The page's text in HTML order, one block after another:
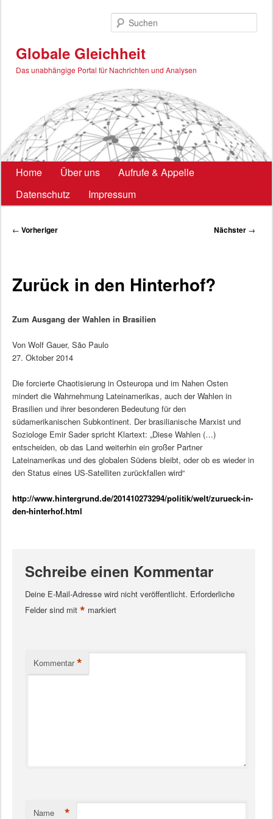
Globale Gleichheit
Das unabhängige Portal für Nachrichten und Analysen
Hauptmenü
Home Über uns
Aufrufe & Appelle
Datenschutz
Impressum
Beitragsnavigation
← Vorheriger Nächster →
Zurück in den Hinterhof?
Zum Ausgang der Wahlen in Brasilien
Von Wolf Gauer, São Paulo
27. Oktober 2014
Die forcierte Chaotisierung in Osteuropa und im Nahen Osten
mindert die Wahrnehmung Lateinamerikas, auch der Wahlen in
Brasilien und ihrer besonderen Bedeutung für den
südamerikanischen Subkontinent. Der brasilianische Marxist und
Soziologe Emir Sader spricht Klartext: „Diese Wahlen (…)
entscheiden, ob das Land weiterhin ein großer Partner
Lateinamerikas und des globalen Südens bleibt, oder ob es wieder in
den Status eines US-Satelliten zurückfallen wird“
http://www.hintergrund.de/201410273294/politik/welt/zurueck-in-
den-hinterhof.html
Schreibe einen Kommentar
Deine E-Mail-Adresse wird nicht veröffentlicht. Erforderliche
Felder sind mit * markiert
Kommentar *
Name *